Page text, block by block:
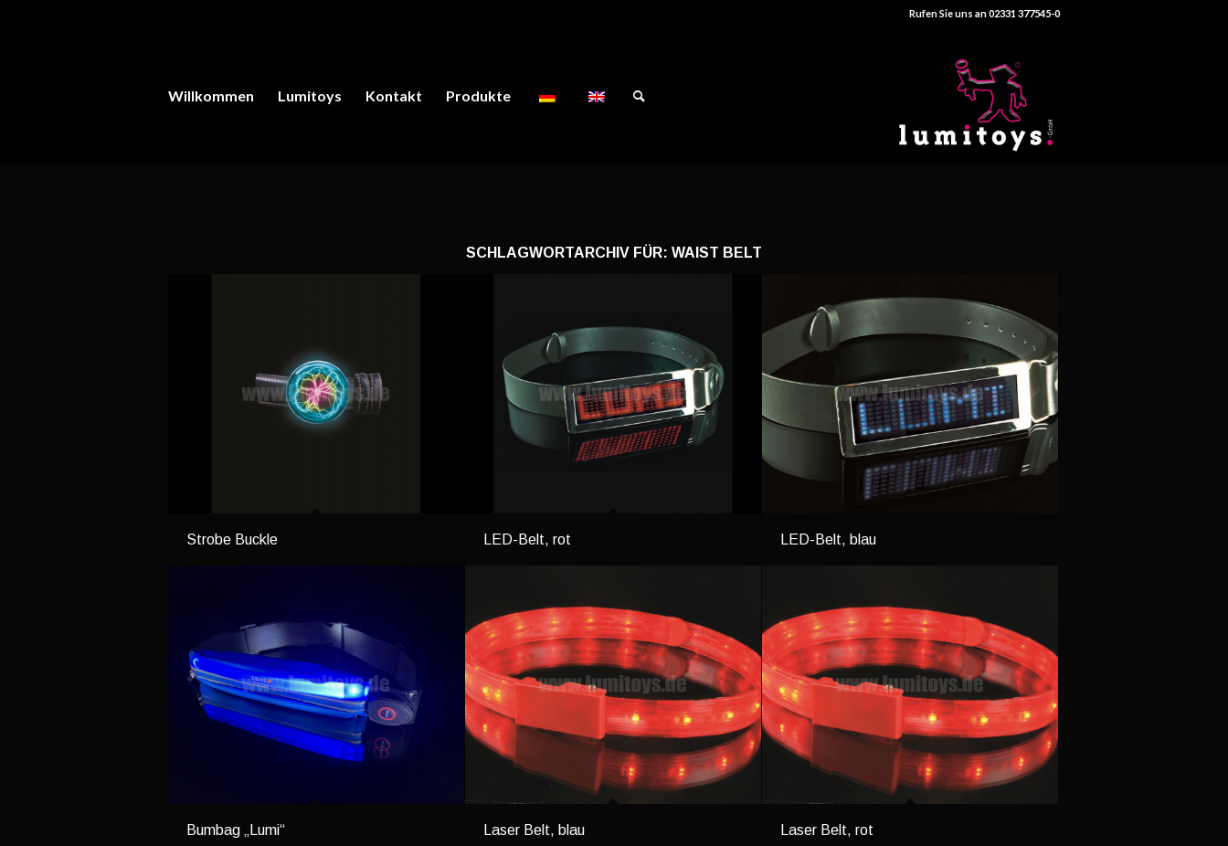
Rufen Sie uns an 02331 377545-0
Willkommen Lumitoys Kontakt Produkte
SCHLAGWORTARCHIV FÜR: WAIST BELT
Strobe Buckle LED-Belt, rot LED-Belt, blau
Bumbag „Lumi“ Laser Belt, blau Laser Belt, rot